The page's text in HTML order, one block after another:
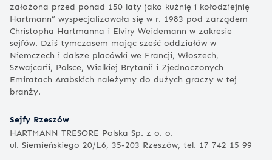
założona przed ponad 150 laty jako kuźnię i kołodziejnię
Hartmann” wyspecjalizowała się w r. 1983 pod zarządem
Christopha Hartmanna i Elviry Weidemann w zakresie
sejfów. Dziś tymczasem mając sześć oddziałów w
Niemczech i dalsze placówki we Francji, Włoszech,
Szwajcarii, Polsce, Wielkiej Brytanii i Zjednoczonych
Emiratach Arabskich należymy do dużych graczy w tej
branży.
Sejfy Rzeszów
HARTMANN TRESORE Polska Sp. z o. o.
ul. Siemieńskiego 20/L6, 35-203 Rzeszów, tel. 17 742 15 99